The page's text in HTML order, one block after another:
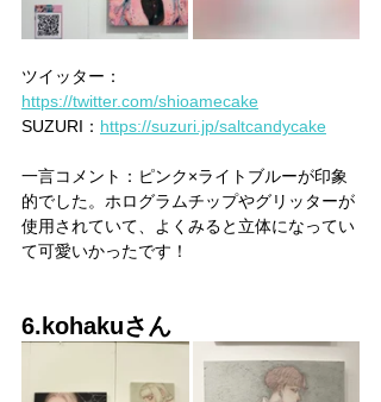
ツイッター：
https://twitter.com/shioamecake
SUZURI： https://suzuri.jp/saltcandycake
一言コメント：ピンク×ライトブルーが印象
的でした。ホログラムチップやグリッターが
使用されていて、よくみると立体になってい
て可愛いかったです！
6.kohakuさん